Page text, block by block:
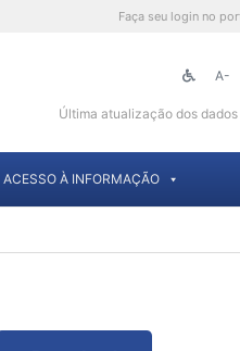
Faça seu login no
A-
Última atualização dos
ACESSO À INFORMAÇÃO